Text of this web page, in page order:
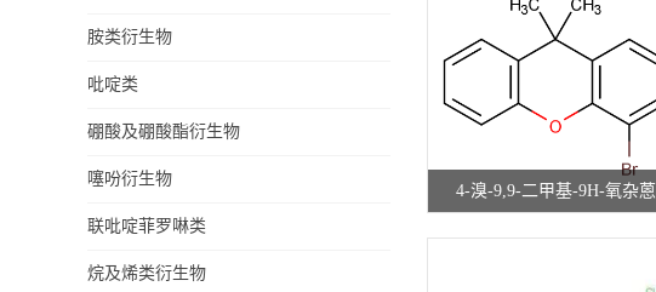
胺类衍生物
吡啶类
硼酸及硼酸酯衍生物
噻吩衍生物
联吡啶菲罗啉类
烷及烯类衍生物
4-溴-9,9-二甲基-9H-氧杂蒽
CAS:1632483-08-9